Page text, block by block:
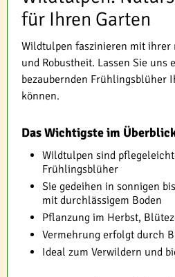
für Ihren Garten
Wildtulpen faszinieren mit ihrer
und Robustheit. Lassen Sie uns
bezaubernden Frühlingsblüher
können.
Das Wichtigste im
Wildtulpen sind
Frühlingsblüher
Sie gedeihen in sonnigen
mit durchlässigem Boden
Pflanzung im Herbst,
Vermehrung erfolgt durch
Ideal zum Verwildern und